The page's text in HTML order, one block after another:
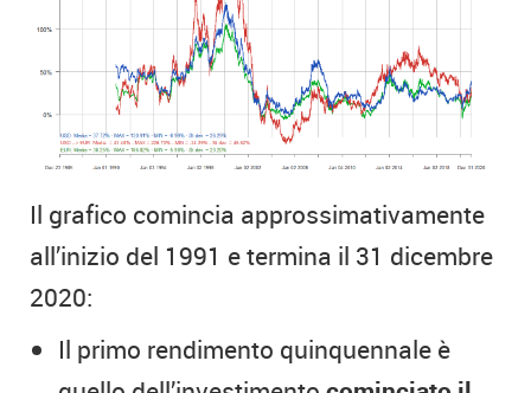
Il grafico comincia approssimativamente
all’inizio del 1991 e termina il 31 dicembre
2020:
Il primo rendimento quinquennale è